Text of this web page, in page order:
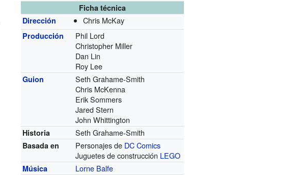
Ficha técnica
Dirección
Chris McKay
Producción
Phil Lord
Christopher Miller
Dan Lin
Roy Lee
Guion
Seth Grahame-Smith
Chris McKenna
Erik Sommers
Jared Stern
John Whittington
Historia Seth Grahame-Smith
Basada en Personajes de DC Comics
Juguetes de construcción LEGO
Música Lorne Balfe